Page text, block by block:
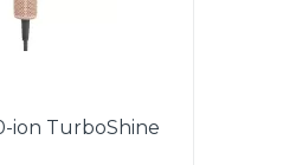
ion TurboShine